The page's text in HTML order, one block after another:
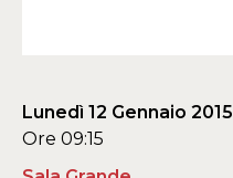
Lunedì 12 Gennaio 2015
Ore 09:15